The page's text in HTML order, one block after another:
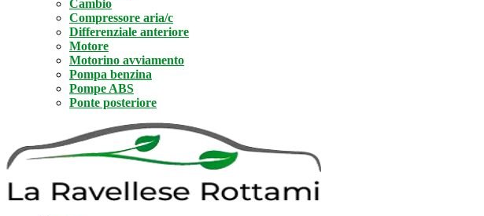
Cambio
Compressore aria/c
Differenziale anteriore
Motore
Motorino avviamento
Pompa benzina
Pompe ABS
Ponte posteriore